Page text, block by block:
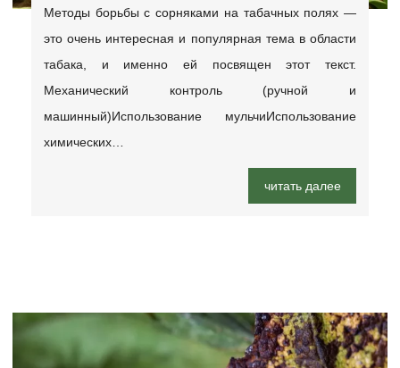
Методы борьбы с сорняками на табачных полях —
это очень интересная и популярная тема в области
табака, и именно ей посвящен этот текст.
Механический контроль (ручной и
машинный)Использование мульчиИспользование
химических…
читать далее